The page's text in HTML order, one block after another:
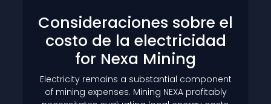
Consideraciones sobre el
costo de la electricidad
for Nexa Mining
Electricity remains a substantial component
of mining expenses. Mining NEXA profitably